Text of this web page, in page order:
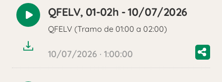
Reproducir
audio
QFELV, 01-02h - 10/07/2026
QFELV (Tramo de 01:00 a 02:00)
10/07/2026 · 1:00:00